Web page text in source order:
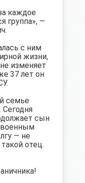
каждое
группа», —
с ним
жизни,
изменяет
37 лет он
семье
Сегодня
сын
военным
— не
отец.